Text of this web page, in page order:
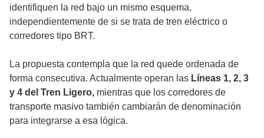
identifiquen la red bajo un mismo esquema,
independientemente de si se trata de tren eléctrico o
corredores tipo BRT.
La propuesta contempla que la red quede ordenada de
forma consecutiva. Actualmente operan las Líneas 1, 2, 3
y 4 del Tren Ligero, mientras que los corredores de
transporte masivo también cambiarán de denominación
para integrarse a esa lógica.